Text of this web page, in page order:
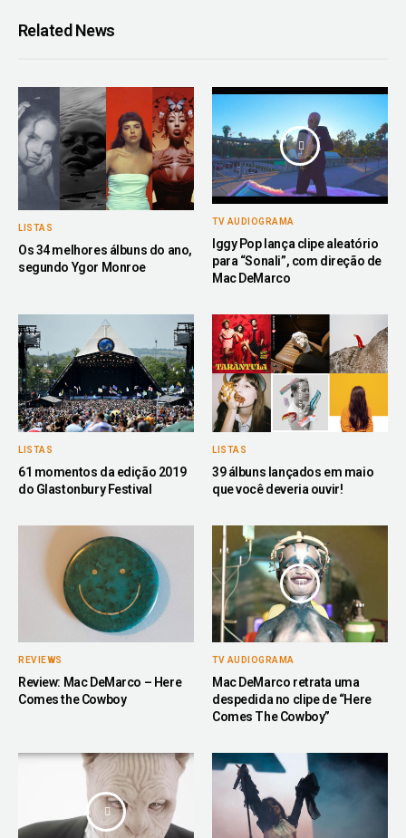
Related News
LISTAS
Os 34 melhores álbuns do ano,
segundo Ygor Monroe
TV AUDIOGRAMA
Iggy Pop lança clipe aleatório
para “Sonali”, com direção de
Mac DeMarco
LISTAS
61 momentos da edição 2019
do Glastonbury Festival
LISTAS
39 álbuns lançados em maio
que você deveria ouvir!
REVIEWS
Review: Mac DeMarco – Here
Comes the Cowboy
TV AUDIOGRAMA
Mac DeMarco retrata uma
despedida no clipe de “Here
Comes The Cowboy”